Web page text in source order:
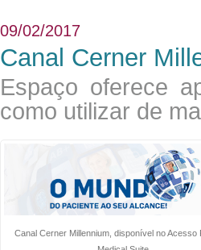
09/02/2017
Canal Cerner
Espaço oferece
como utilizar de
Canal Cerner Millennium, disponível no Acesso